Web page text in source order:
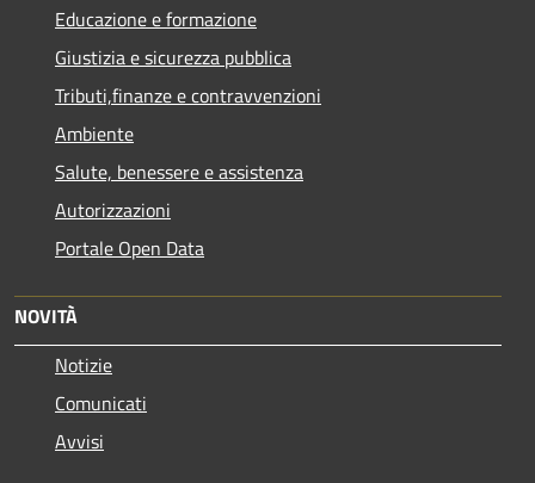
Educazione e formazione
Giustizia e sicurezza pubblica
Tributi,finanze e contravvenzioni
Ambiente
Salute, benessere e assistenza
Autorizzazioni
Portale Open Data
NOVITÀ
Notizie
Comunicati
Avvisi